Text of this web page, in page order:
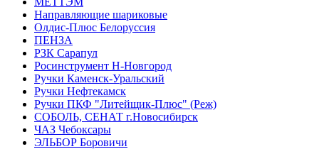
Направляющие шариковые
Олдис-Плюс Белоруссия
ПЕНЗА
РЗК Сарапул
Росинструмент Н-Новгород
Ручки Каменск-Уральский
Ручки Нефтекамск
Ручки ПКФ "Литейщик-Плюс" (Реж)
СОБОЛЬ, СЕНАТ г.Новосибирск
ЧАЗ Чебоксары
ЭЛЬБОР Боровичи